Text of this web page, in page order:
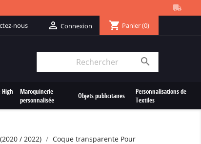
nous  Connexion shopping_cart Panier(0)

Maroquinerie
personnalisée
Objets publicitaires
Personnalisations de
Textiles
/ 2022)
Coque transparente Pour